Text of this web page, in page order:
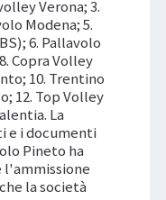
Verona; 3.
Modena; 5.
6. Pallavolo
Copra Volley
10. Trentino
12. Top Volley
La
e i documenti
Pineto ha
la società